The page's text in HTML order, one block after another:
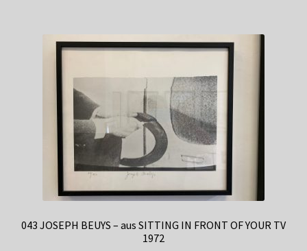
043 JOSEPH BEUYS – aus SITTING IN FRONT OF YOUR TV
1972